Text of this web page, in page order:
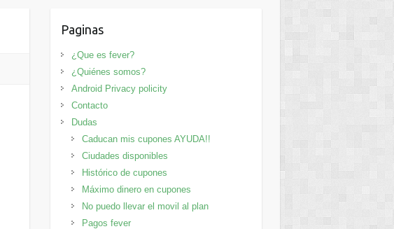
Paginas
¿Que es fever?
¿Quiénes somos?
Android Privacy policity
Contacto
Dudas
Caducan mis cupones AYUDA!!
Ciudades disponibles
Histórico de cupones
Máximo dinero en cupones
No puedo llevar el movil al plan
Pagos fever